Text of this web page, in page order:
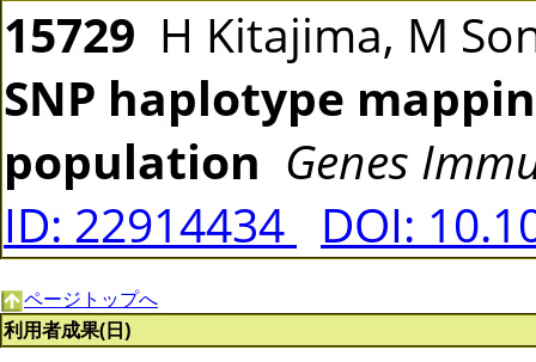
15729 H Kitajima, M
SNP haplotype
population Genes
ID: 22914434
DOI:
ページトップへ
利用者成果(日)